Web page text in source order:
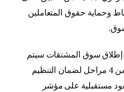
وحماية حقوق المتعاملين
إطلاق سوق المشتقات سيتم
وفق خطة تدريجية تتكون من 4 مراحل لضمان التنظيم
مستقبلية على مؤشر